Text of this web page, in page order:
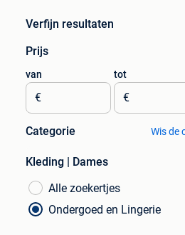
Verfijn resultaten
Prijs
van
€
tot
€
Categorie Wis de
Kleding | Dames
Alle zoekertjes
Ondergoed en Lingerie